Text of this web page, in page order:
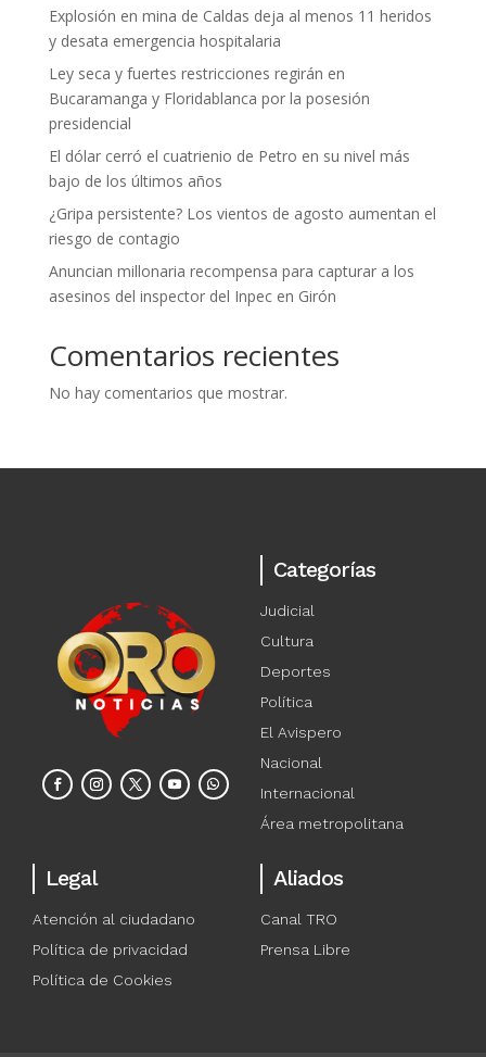
Explosión en mina de Caldas deja al menos 11 heridos
y desata emergencia hospitalaria
Ley seca y fuertes restricciones regirán en
Bucaramanga y Floridablanca por la posesión
presidencial
El dólar cerró el cuatrienio de Petro en su nivel más
bajo de los últimos años
¿Gripa persistente? Los vientos de agosto aumentan el
riesgo de contagio
Anuncian millonaria recompensa para capturar a los
asesinos del inspector del Inpec en Girón
Comentarios recientes
No hay comentarios que mostrar.
Categorías
Judicial
Cultura
Deportes
Política
El Avispero
Nacional
Internacional
Área metropolitana
Legal
Atención al ciudadano
Política de privacidad
Política de Cookies
Aliados
Canal TRO
Prensa Libre